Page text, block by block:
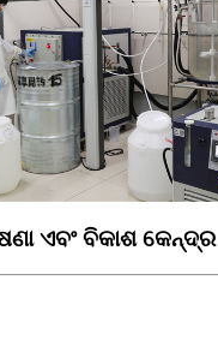
ଏବଂ ବିକାଶ କେନ୍ଦ୍ର